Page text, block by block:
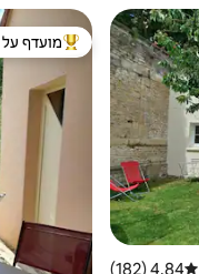
דירוג ממוצע של 4.84 מתוך 5, 182 ביקורות
4.84 (182)
מוביל בקרב
מועדף על